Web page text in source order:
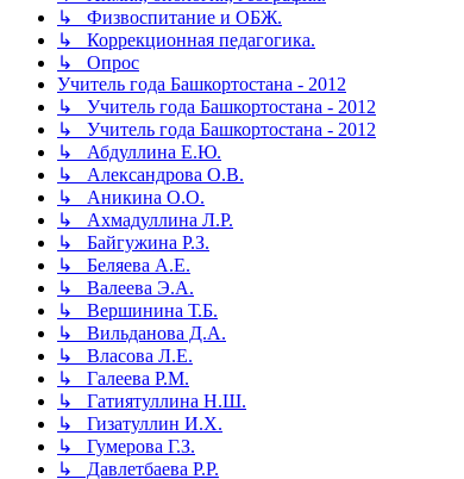
↳ Физвоспитание и ОБЖ.
↳ Коррекционная педагогика.
↳ Опрос
Учитель года Башкортостана - 2012
↳ Учитель года Башкортостана - 2012
↳ Учитель года Башкортостана - 2012
↳ Абдуллина Е.Ю.
↳ Александрова О.В.
↳ Аникина О.О.
↳ Ахмадуллина Л.Р.
↳ Байгужина Р.З.
↳ Беляева А.Е.
↳ Валеева Э.А.
↳ Вершинина Т.Б.
↳ Вильданова Д.А.
↳ Власова Л.Е.
↳ Галеева Р.М.
↳ Гатиятуллина Н.Ш.
↳ Гизатуллин И.Х.
↳ Гумерова Г.З.
↳ Давлетбаева Р.Р.